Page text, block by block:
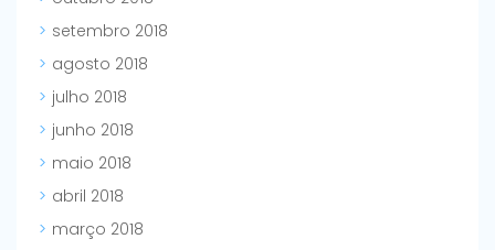
setembro 2018
agosto 2018
julho 2018
junho 2018
maio 2018
abril 2018
março 2018